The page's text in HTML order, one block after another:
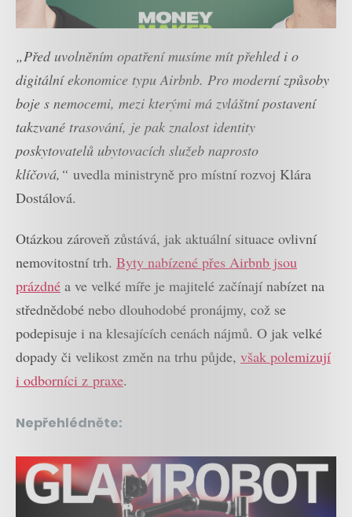
„Před uvolněním opatření musíme mít přehled i o
digitální ekonomice typu Airbnb. Pro moderní způsoby
boje s nemocemi, mezi kterými má zvláštní postavení
takzvané trasování, je pak znalost identity
poskytovatelů ubytovacích služeb naprosto
klíčová,“ uvedla ministryně pro místní rozvoj Klára
Dostálová.
Otázkou zároveň zůstává, jak aktuální situace ovlivní
nemovitostní trh. Byty nabízené přes Airbnb jsou
prázdné a ve velké míře je majitelé začínají nabízet na
střednědobé nebo dlouhodobé pronájmy, což se
podepisuje i na klesajících cenách nájmů. O jak velké
dopady či velikost změn na trhu půjde, však polemizují
i odborníci z praxe.
Nepřehlédněte: